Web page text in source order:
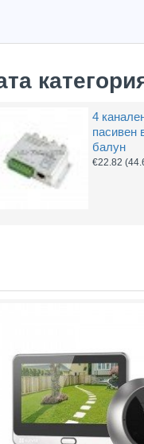
Hot
Кутия за монтаж на камери Dahua PFA122
Не е в
Hot
4
пасивен
балун
€22.82